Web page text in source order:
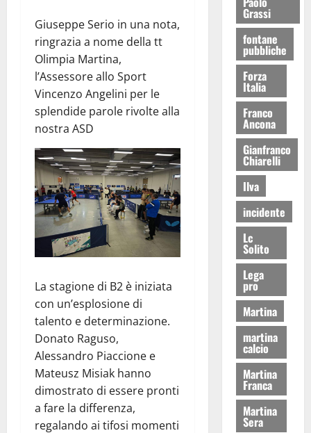
Giuseppe Serio in una nota,
ringrazia a nome della tt
Olimpia Martina,
l’Assessore allo Sport
Vincenzo Angelini per le
splendide parole rivolte alla
nostra ASD
La stagione di B2 è iniziata
con un’esplosione di
talento e determinazione.
Donato Raguso,
Alessandro Piaccione e
Mateusz Misiak hanno
dimostrato di essere pronti
a fare la differenza,
regalando ai tifosi momenti
Grassi
fontane
pubbliche
Forza
Italia
Franco
Ancona
Gianfranco
Chiarelli
Ilva
incidente
Lc
Solito
Lega
pro
Martina
martina
calcio
Martina
Franca
Martina
Sera